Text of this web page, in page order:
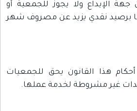
جهة الإيداع ولا يجوز للجمعية أو
برصيد نقدي يزيد عن مصروف شهر
هذا القانون يحق للجمعيات
غير مشروطة لخدمة عملها.